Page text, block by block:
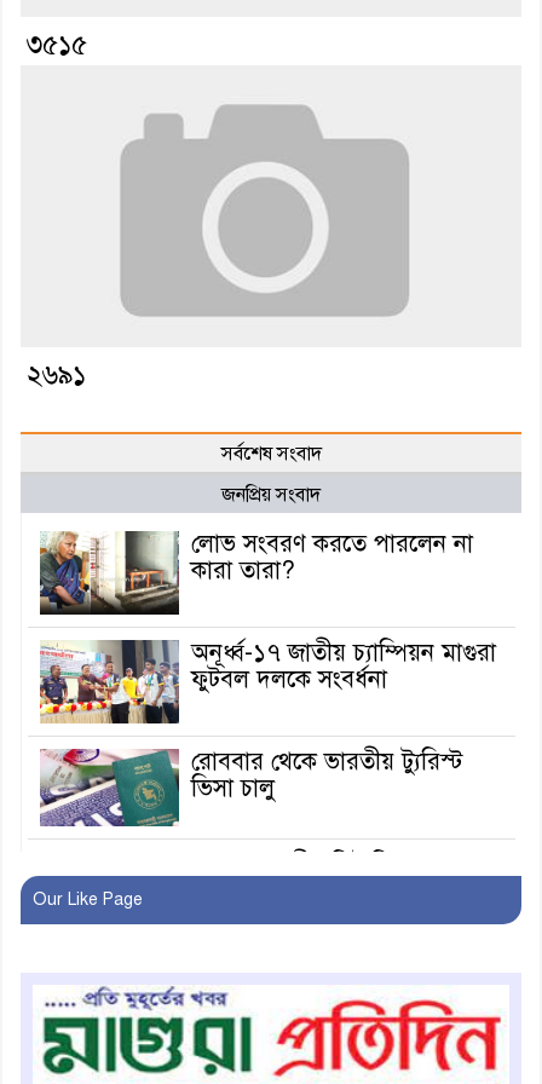
৩৫১৫
২৬৯১
সর্বশেষ সংবাদ
জনপ্রিয় সংবাদ
লোভ সংবরণ করতে পারলেন না
কারা তারা?
অনূর্ধ্ব-১৭ জাতীয় চ্যাম্পিয়ন মাগুরা
ফুটবল দলকে সংবর্ধনা
রোববার থেকে ভারতীয় ট্যুরিস্ট
ভিসা চালু
অবহিতকরণ
মাগুরায় আ’লীগের প্রতিষ্ঠাবার্ষিকীর
কর্মসূচি প্রতিরোধে বিএনপির
মোটরসাইকেল শোডাউন
Our Like Page